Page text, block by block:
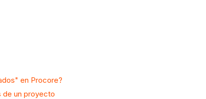
en Procore?
de un proyecto